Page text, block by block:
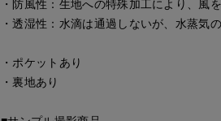
・防風性：生地への特殊加工により、風
・透湿性：水滴は通過しないが、水蒸気
・ポケットあり
・裏地あり